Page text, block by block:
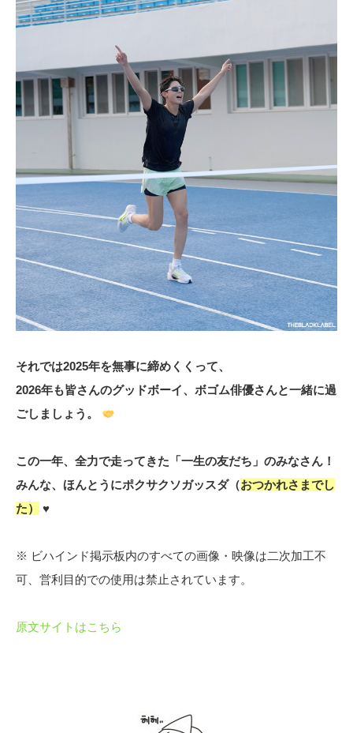
それでは2025年を無事に締めくくって、
2026年も皆さんのグッドボーイ、ボゴム俳優さんと一緒に過
ごしましょう。
この一年、全力で走ってきた「一生の友だち」のみなさん！
みんな、ほんとうにポクサクソガッスダ（おつかれさまでし
た）
♥️
※ ビハインド掲示板内のすべての画像・映像は二次加工不
可、営利目的での使用は禁止されています。
原文サイトはこちら